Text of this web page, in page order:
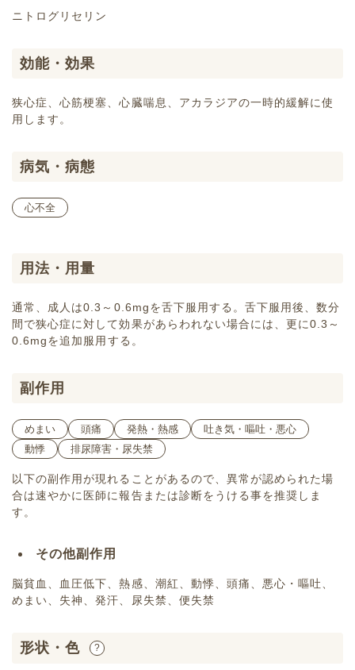
ニトログリセリン
効能・効果
狭心症、心筋梗塞、心臓喘息、アカラジアの一時的緩解に使
用します。
病気・病態
心不全
用法・用量
通常、成人は0.3～0.6mgを舌下服用する。舌下服用後、数分
間で狭心症に対して効果があらわれない場合には、更に0.3～
0.6mgを追加服用する。
副作用
めまい 頭痛 発熱・熱感
吐き気・嘔吐・悪心
動悸
排尿障害・尿失禁
以下の副作用が現れることがあるので、異常が認められた場
合は速やかに医師に報告または診断をうける事を推奨しま
す。
その他副作用
脳貧血、血圧低下、熱感、潮紅、動悸、頭痛、悪心・嘔吐、
めまい、失神、発汗、尿失禁、便失禁
形状・色 ?